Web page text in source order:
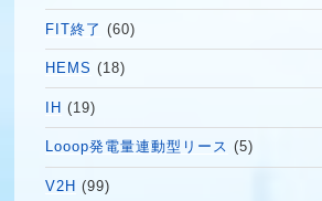
FIT終了 (60)
HEMS (18)
IH (19)
Looop発電量連動型リース (5)
V2H (99)